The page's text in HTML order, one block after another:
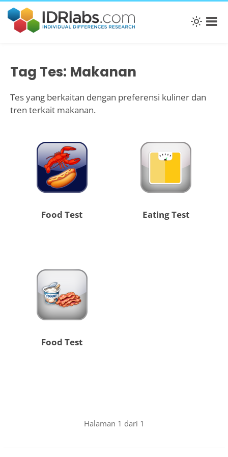
Tag Tes: Makanan
Tes yang berkaitan dengan preferensi kuliner dan
tren terkait makanan.
Food Test Eating Test
Food Test
Halaman 1 dari 1